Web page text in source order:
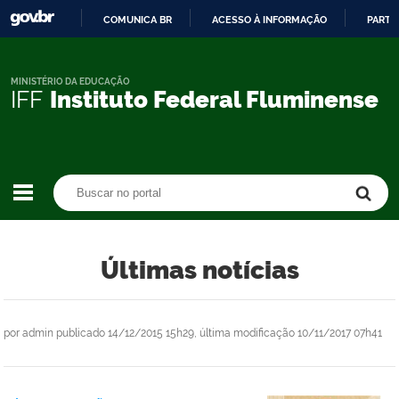
CONTEÚDO
COMUNICA BR ACESSO À INFORMAÇÃO
IFF Instituto Federal Fluminense
MINISTÉRIO DA EDUCAÇÃO
Últimas notícias
por admin publicado 14/12/2015 15h29, última modificação 10/11/2017 07h41